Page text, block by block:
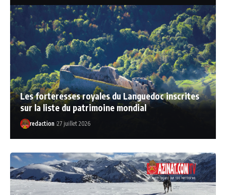
Les forteresses royales du Languedoc inscrites
sur la liste du patrimoine mondial
redaction 27 juillet 2026